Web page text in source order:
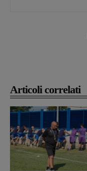
Articoli correlati